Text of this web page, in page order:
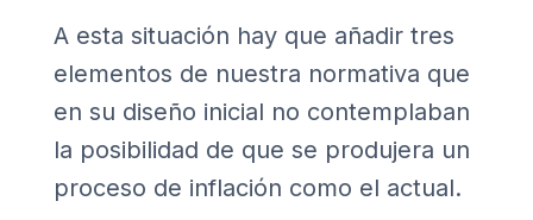
A esta situación hay que añadir tres
elementos de nuestra normativa que
en su diseño inicial no contemplaban
la posibilidad de que se produjera un
proceso de inflación como el actual.